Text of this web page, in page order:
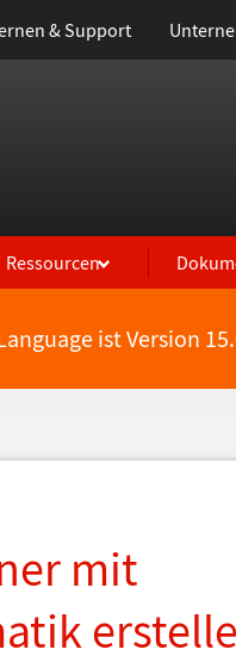
& Support
Ressourcen
ist Version
mit